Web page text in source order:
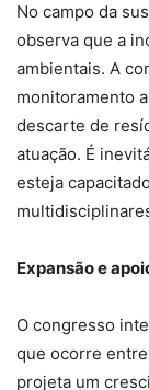
No campo da
observa que a
ambientais. A
monitoramento
descarte de
atuação. É
esteja
Expansão e
O congresso
que ocorre
projeta um